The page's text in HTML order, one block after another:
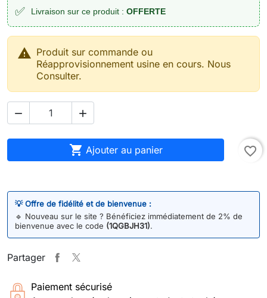
✅ Livraison sur ce produit : OFFERTE
 Produit sur commande ou
Réapprovisionnement usine en cours. Nous
Consulter.
 
 Ajouter au panier favorite_border
💡 Offre de fidélité et de bienvenue :
🔹 Nouveau sur le site ? Bénéficiez immédiatement de 2% de
bienvenue avec le code (1QGBJH31).
Partager
Paiement sécurisé